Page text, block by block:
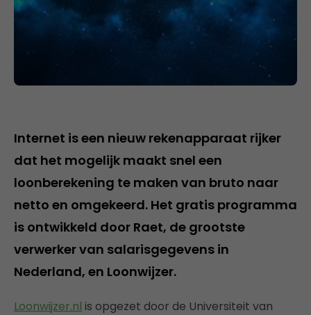
Internet is een nieuw rekenapparaat rijker
dat het mogelijk maakt snel een
loonberekening te maken van bruto naar
netto en omgekeerd. Het gratis programma
is ontwikkeld door Raet, de grootste
verwerker van salarisgegevens in
Nederland, en Loonwijzer.
Loonwijzer.nl is opgezet door de Universiteit van